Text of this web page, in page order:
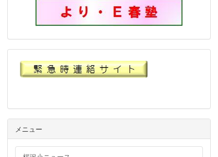
メニュー